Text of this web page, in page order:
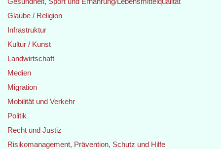
Glaube / Religion
Infrastruktur
Kultur / Kunst
Landwirtschaft
Medien
Migration
Mobilität und Verkehr
Politik
Recht und Justiz
Risikomanagement, Prävention, Schutz und Hilfe